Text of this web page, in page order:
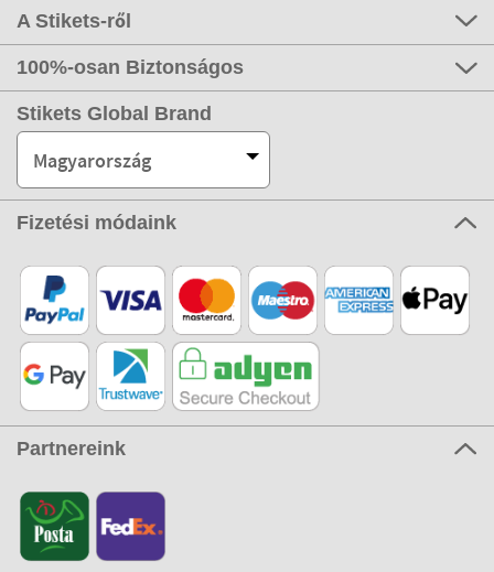
A Stikets-ről
100%-osan Biztonságos
Stikets Global Brand
Magyarország
Fizetési módaink
Partnereink